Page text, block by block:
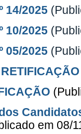
14/2025
10/2025
05/2025
em 08/